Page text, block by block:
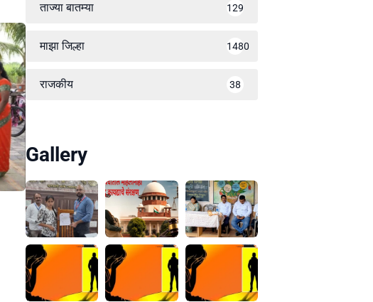
ताज्या बातम्या 129
माझा जिल्हा 1480
राजकीय 38
Gallery